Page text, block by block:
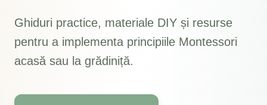
Ghiduri practice, materiale DIY și resurse
pentru a implementa principiile Montessori
acasă sau la grădiniță.